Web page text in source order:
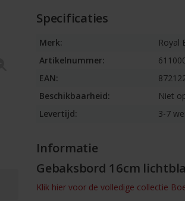
Specificaties
Merk:
Royal
Artikelnummer:
EAN:
Beschikbaarheid:
Niet
Levertijd:
3-7
Informatie
Gebaksbord 16cm
Klik hier voor de volledige collectie